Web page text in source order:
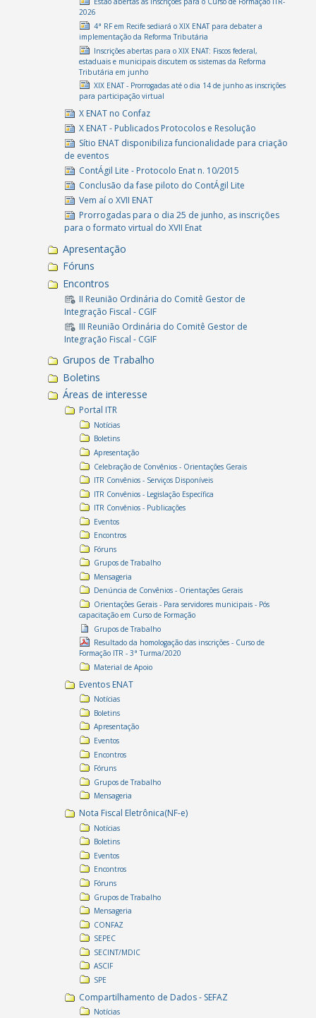
2026
4ª RF em Recife sediará o XIX ENAT para debater a
implementação da Reforma Tributária
Inscrições abertas para o XIX ENAT: Fiscos federal,
estaduais e municipais discutem os sistemas da Reforma
Tributária em junho
XIX ENAT - Prorrogadas até o dia 14 de junho as inscrições
para participação virtual
X ENAT no Confaz
X ENAT - Publicados Protocolos e Resolução
Sítio ENAT disponibiliza funcionalidade para criação
de eventos
ContÁgil Lite - Protocolo Enat n. 10/2015
Conclusão da fase piloto do ContÁgil Lite
Vem aí o XVII ENAT
Prorrogadas para o dia 25 de junho, as inscrições
para o formato virtual do XVII Enat
Apresentação
Fóruns
Encontros
II Reunião Ordinária do Comitê Gestor de
Integração Fiscal - CGIF
III Reunião Ordinária do Comitê Gestor de
Integração Fiscal - CGIF
Grupos de Trabalho
Boletins
Áreas de interesse
Portal ITR
Notícias
Boletins
Apresentação
Celebração de Convênios - Orientações Gerais
ITR Convênios - Serviços Disponíveis
ITR Convênios - Legislação Específica
ITR Convênios - Publicações
Eventos
Encontros
Fóruns
Grupos de Trabalho
Mensageria
Denúncia de Convênios - Orientações Gerais
Orientações Gerais - Para servidores municipais - Pós
capacitação em Curso de Formação
Grupos de Trabalho
Resultado da homologação das inscrições - Curso de
Formação ITR - 3ª Turma/2020
Material de Apoio
Eventos ENAT
Notícias
Boletins
Apresentação
Eventos
Encontros
Fóruns
Grupos de Trabalho
Mensageria
Nota Fiscal Eletrônica(NF-e)
Notícias
Boletins
Eventos
Encontros
Fóruns
Grupos de Trabalho
Mensageria
CONFAZ
SEPEC
SECINT/MDIC
ASCIF
SPE
Compartilhamento de Dados - SEFAZ
Notícias